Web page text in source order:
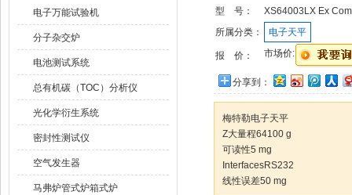
电子万能试验机
分子杂交炉
电池测试系统
总有机碳（TOC）分析仪
光化学衍生系统
密封性测试仪
空气发生器
马弗炉管式炉箱式炉
型 号：
XS64003LX Ex
所属分类：
电子天平
报 价： 市场价:
分享到：
梅特勒电子天平
Z大量程64100 g
可读性5 mg
InterfacesRS232
线性误差50 mg